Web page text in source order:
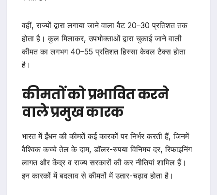
वहीं, राज्यों द्वारा लगाया जाने वाला वैट 20–30 प्रतिशत तक
होता है। कुल मिलाकर, उपभोक्ताओं द्वारा चुकाई जाने वाली
कीमत का लगभग 40–55 प्रतिशत हिस्सा केवल टैक्स होता
है।
कीमतों को प्रभावित करने
वाले प्रमुख कारक
भारत में ईंधन की कीमतें कई कारकों पर निर्भर करती हैं, जिनमें
वैश्विक कच्चे तेल के दाम, डॉलर-रुपया विनिमय दर, रिफाइनिंग
लागत और केंद्र व राज्य सरकारों की कर नीतियां शामिल हैं।
इन कारकों में बदलाव से कीमतों में उतार-चढ़ाव होता है।